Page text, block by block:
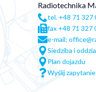
Radiotechnika
tel. +48 71 327
fax +48 71 327
e-mail:
Siedziba i
Plan dojazdu
Wyślij zapytanie